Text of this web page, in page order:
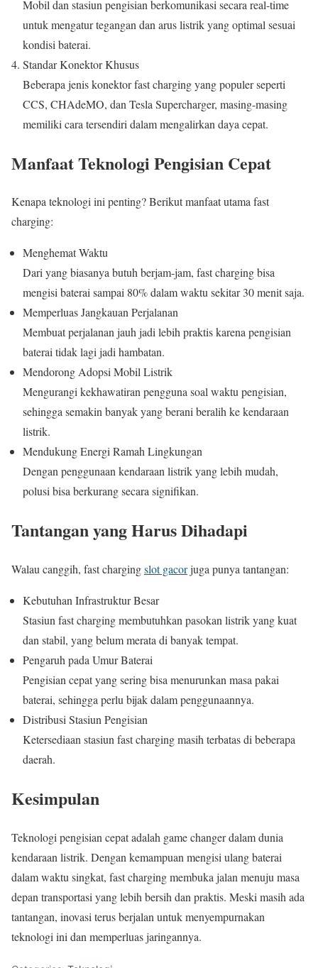
Mobil dan stasiun pengisian berkomunikasi secara real-time
untuk mengatur tegangan dan arus listrik yang optimal sesuai
kondisi baterai.
Standar Konektor Khusus
Beberapa jenis konektor fast charging yang populer seperti
CCS, CHAdeMO, dan Tesla Supercharger, masing-masing
memiliki cara tersendiri dalam mengalirkan daya cepat.
Manfaat Teknologi Pengisian Cepat
Kenapa teknologi ini penting? Berikut manfaat utama fast
charging:
Menghemat Waktu
Dari yang biasanya butuh berjam-jam, fast charging bisa
mengisi baterai sampai 80% dalam waktu sekitar 30 menit saja.
Memperluas Jangkauan Perjalanan
Membuat perjalanan jauh jadi lebih praktis karena pengisian
baterai tidak lagi jadi hambatan.
Mendorong Adopsi Mobil Listrik
Mengurangi kekhawatiran pengguna soal waktu pengisian,
sehingga semakin banyak yang berani beralih ke kendaraan
listrik.
Mendukung Energi Ramah Lingkungan
Dengan penggunaan kendaraan listrik yang lebih mudah,
polusi bisa berkurang secara signifikan.
Tantangan yang Harus Dihadapi
Walau canggih, fast chargingslot gacorjuga punya tantangan:
Kebutuhan Infrastruktur Besar
Stasiun fast charging membutuhkan pasokan listrik yang kuat
dan stabil, yang belum merata di banyak tempat.
Pengaruh pada Umur Baterai
Pengisian cepat yang sering bisa menurunkan masa pakai
baterai, sehingga perlu bijak dalam penggunaannya.
Distribusi Stasiun Pengisian
Ketersediaan stasiun fast charging masih terbatas di beberapa
daerah.
Kesimpulan
Teknologi pengisian cepat adalah game changer dalam dunia
kendaraan listrik. Dengan kemampuan mengisi ulang baterai
dalam waktu singkat, fast charging membuka jalan menuju masa
depan transportasi yang lebih bersih dan praktis. Meski masih ada
tantangan, inovasi terus berjalan untuk menyempurnakan
teknologi ini dan memperluas jaringannya.